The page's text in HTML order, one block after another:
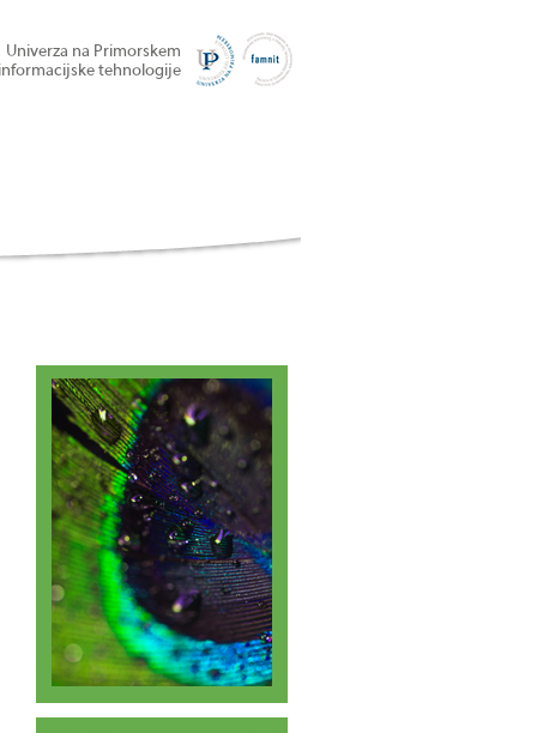
Univerza na Primorskem
tehnologije